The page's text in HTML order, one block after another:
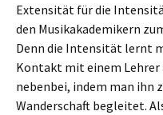
Extensität für die
den Musikakademikern
Denn die Intensität lernt
Kontakt mit einem Lehrer
nebenbei, indem man ihn
Wanderschaft begleitet.